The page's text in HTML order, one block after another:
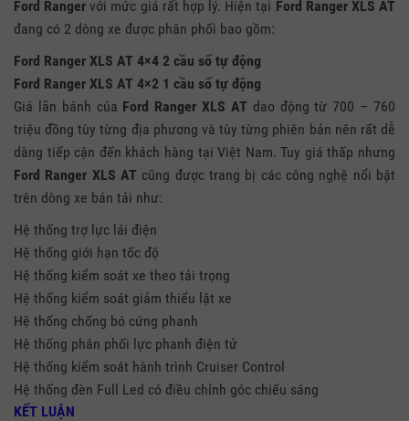
Ford Ranger với mức giá rất hợp lý. Hiện tại Ford Ranger XLS AT
đang có 2 dòng xe được phân phối bao gồm:
Ford Ranger XLS AT 4×4 2 cầu số tự động
Ford Ranger XLS AT 4×2 1 cầu số tự động
Giá lăn bánh của Ford Ranger XLS AT dao động từ 700 – 760
triệu đồng tùy từng địa phương và tùy từng phiên bản nên rất dễ
dàng tiếp cận đến khách hàng tại Việt Nam. Tuy giá thấp nhưng
Ford Ranger XLS AT cũng được trang bị các công nghệ nổi bật
trên dòng xe bán tải như:
Hệ thống trợ lực lái điện
Hệ thống giới hạn tốc độ
Hệ thống kiểm soát xe theo tải trọng
Hệ thống kiểm soát giảm thiểu lật xe
Hệ thống chống bó cứng phanh
Hệ thống phân phối lực phanh điện tử
Hệ thống kiểm soát hành trình Cruiser Control
Hệ thống đèn Full Led có điều chỉnh góc chiếu sáng
KẾT LUẬN